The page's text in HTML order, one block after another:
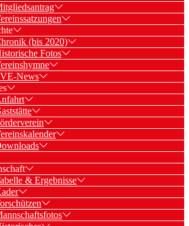
(bis 2020)
Fotos
News
& Ergebnisse